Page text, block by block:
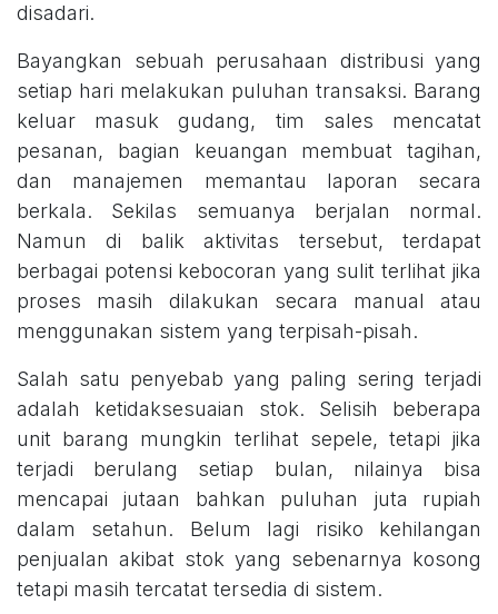
disadari.
Bayangkan sebuah perusahaan distribusi yang
setiap hari melakukan puluhan transaksi. Barang
keluar masuk gudang, tim sales mencatat
pesanan, bagian keuangan membuat tagihan,
dan manajemen memantau laporan secara
berkala. Sekilas semuanya berjalan normal.
Namun di balik aktivitas tersebut, terdapat
berbagai potensi kebocoran yang sulit terlihat jika
proses masih dilakukan secara manual atau
menggunakan sistem yang terpisah-pisah.
Salah satu penyebab yang paling sering terjadi
adalah ketidaksesuaian stok. Selisih beberapa
unit barang mungkin terlihat sepele, tetapi jika
terjadi berulang setiap bulan, nilainya bisa
mencapai jutaan bahkan puluhan juta rupiah
dalam setahun. Belum lagi risiko kehilangan
penjualan akibat stok yang sebenarnya kosong
tetapi masih tercatat tersedia di sistem.